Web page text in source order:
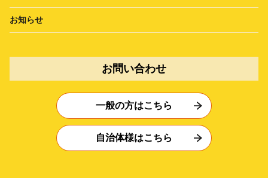
お知らせ
お問い合わせ
一般の方はこちら
自治体様はこちら